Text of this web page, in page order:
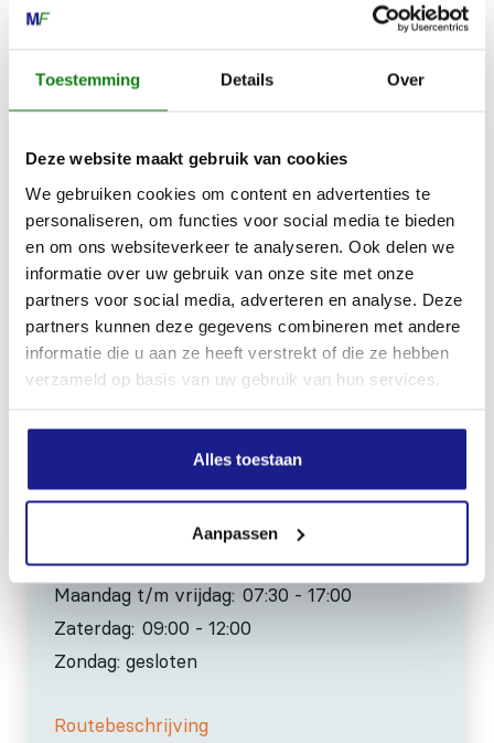
Toestemming Details Over
Deze website maakt gebruik van cookies
We gebruiken cookies om content en advertenties te
personaliseren, om functies voor social media te bieden
en om ons websiteverkeer te analyseren. Ook delen we
informatie over uw gebruik van onze site met onze
partners voor social media, adverteren en analyse. Deze
partners kunnen deze gegevens combineren met andere
informatie die u aan ze heeft verstrekt of die ze hebben
verzameld op basis van uw gebruik van hun services.
Alles toestaan
Aanpassen
MECHANISATIE FRANEKER
Kiehoek 26
8801 RD Franeker
0517-396800
info@mechanisatiefraneker.nl
OPENINGSTIJDEN
Maandag t/m vrijdag: 07:30 - 17:00
Zaterdag: 09:00 - 12:00
Zondag: gesloten
Routebeschrijving